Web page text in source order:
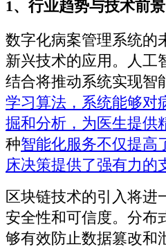
1、行业趋势与技术前景
数字化病案管理系统的
新兴技术的应用。人工
结合将推动系统实现智
学习算法，系统能够对
掘和分析，为医生提供
种智能化服务不仅提高
床决策提供了强有力的
区块链技术的引入将进
安全性和可信度。分布
够有效防止数据篡改和